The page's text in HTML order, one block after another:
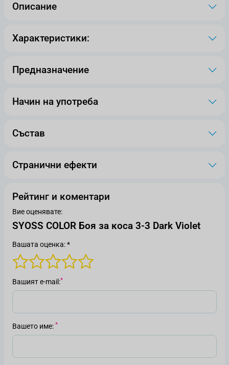
Описание
Характеристики:
Предназначение
Начин на употреба
Състав
Странични ефекти
Рейтинг и коментари
Вие оценявате:
SYOSS COLOR Боя за коса 3-3 Dark Violet
Вашата оценка: *
Вашият е-mail
Вашето име